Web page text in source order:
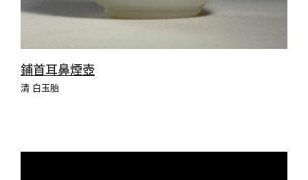
鋪首耳鼻煙壺
清 白玉胎